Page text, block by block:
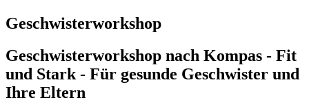
Geschwisterworkshop
Geschwisterworkshop nach Kompas - Fit
und Stark - Für gesunde Geschwister und
Ihre Eltern